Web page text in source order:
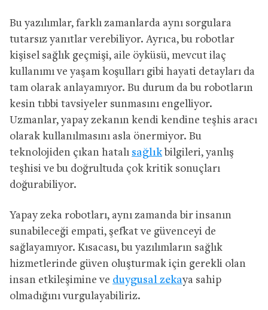
Bu yazılımlar, farklı zamanlarda aynı sorgulara
tutarsız yanıtlar verebiliyor. Ayrıca, bu robotlar
kişisel sağlık geçmişi, aile öyküsü, mevcut ilaç
kullanımı ve yaşam koşulları gibi hayati detayları da
tam olarak anlayamıyor. Bu durum da bu robotların
kesin tıbbi tavsiyeler sunmasını engelliyor.
Uzmanlar, yapay zekanın kendi kendine teşhis aracı
olarak kullanılmasını asla önermiyor. Bu
teknolojiden çıkan hatalı sağlık bilgileri, yanlış
teşhisi ve bu doğrultuda çok kritik sonuçları
doğurabiliyor.
Yapay zeka robotları, aynı zamanda bir insanın
sunabileceği empati, şefkat ve güvenceyi de
sağlayamıyor. Kısacası, bu yazılımların sağlık
hizmetlerinde güven oluşturmak için gerekli olan
insan etkileşimine ve duygusal zekaya sahip
olmadığını vurgulayabiliriz.